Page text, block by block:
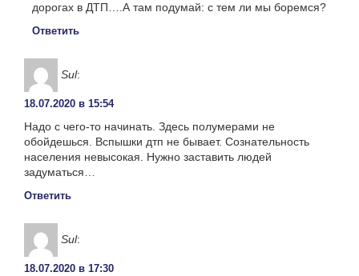
дорогах в ДТП….А там подумай: с тем ли мы боремся?
Ответить
Sul:
18.07.2020 в 15:54
Надо с чего-то начинать. Здесь полумерами не
обойдешься. Вспышки дтп не бывает. Сознательность
населения невысокая. Нужно заставить людей
задуматься…
Ответить
Sul:
18.07.2020 в 17:30